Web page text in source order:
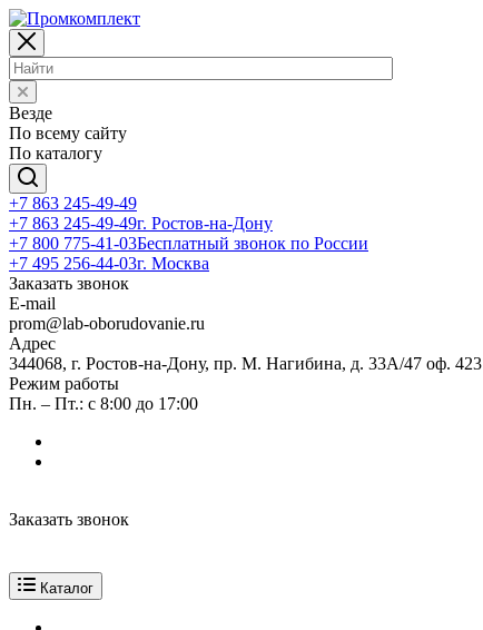
Везде
По всему сайту
По каталогу
+7 863 245-49-49
+7 863 245-49-49г. Ростов-на-Дону
+7 800 775-41-03Бесплатный звонок по России
+7 495 256-44-03г. Москва
Заказать звонок
E-mail
prom@lab-oborudovanie.ru
Адрес
344068, г. Ростов-на-Дону, пр. М. Нагибина, д. 33А/47 оф. 423
Режим работы
Пн. – Пт.: с 8:00 до 17:00
Заказать звонок
Каталог